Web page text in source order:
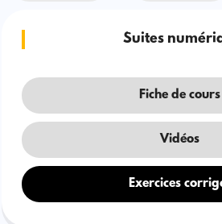
Suites
Fiche de cours
Vidéos
Exercices